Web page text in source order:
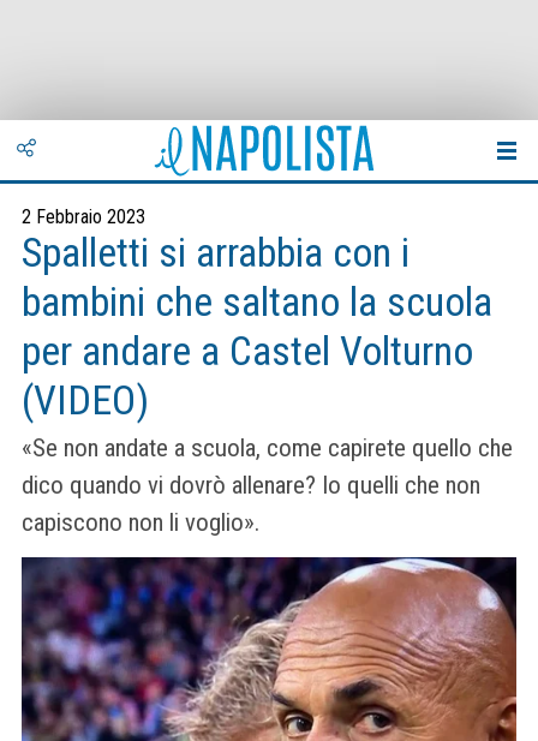
2 Febbraio 2023
Spalletti si arrabbia con i
bambini che saltano la scuola
per andare a Castel Volturno
(VIDEO)
«Se non andate a scuola, come capirete quello che
dico quando vi dovrò allenare? Io quelli che non
capiscono non li voglio».